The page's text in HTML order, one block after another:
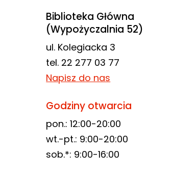
Biblioteka Główna
(Wypożyczalnia 52)
ul. Kolegiacka 3
tel. 22 277 03 77
Napisz do nas
Godziny otwarcia
pon.: 12:00-20:00
wt.-pt.: 9:00-20:00
sob.*: 9:00-16:00
zainteresowania i
zachowania
podczas
odwiedzania naszej
szansę na
spersonalizowanych
treści i ofert.